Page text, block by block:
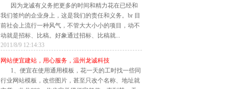
因为龙诚有义务把更多的时间和精力花在已经和
我们签约的企业身上，这是我们的责任和义务。br 目
前社会上流行一种风气，不管大大小小的项目，动不
动就是招标、比稿。好象通过招标、比稿就...
2011/8/9 12:14:33
网站便宜建站，用心服务，温州龙诚科技
1、便宜在使用通用模板，花一天的工时找一些同
行业网站模板，改些图片，甚至只改个名称、地址就